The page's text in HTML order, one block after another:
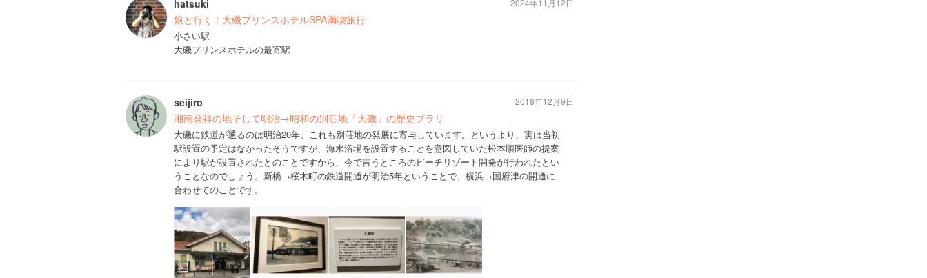
hatsuki
娘と行く！大磯プリンスホテルSPA満喫旅行
小さい駅
大磯プリンスホテルの最寄駅
2024年11月12日
seijiro
湘南発祥の地そして明治→昭和の別荘地「大磯」の歴史ブラリ
大磯に鉄道が通るのは明治20年。これも別荘地の発展に寄与しています。というより、実は当初
駅設置の予定はなかったそうですが、海水浴場を設置することを意図していた松本順医師の提案
により駅が設置されたとのことですから、今で言うところのビーチリゾート開発が行われたとい
うことなのでしょう。新橋→桜木町の鉄道開通が明治5年ということで、横浜→国府津の開通に
合わせてのことです。
2018年12月9日